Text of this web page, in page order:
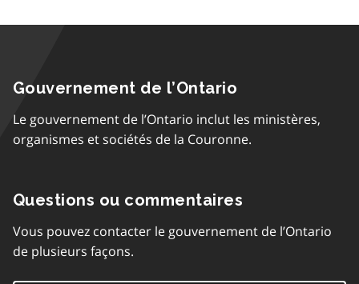
Gouvernement de l’Ontario
Le gouvernement de l’Ontario inclut les ministères,
organismes et sociétés de la Couronne.
Questions ou commentaires
Vous pouvez contacter le gouvernement de l’Ontario
de plusieurs façons.